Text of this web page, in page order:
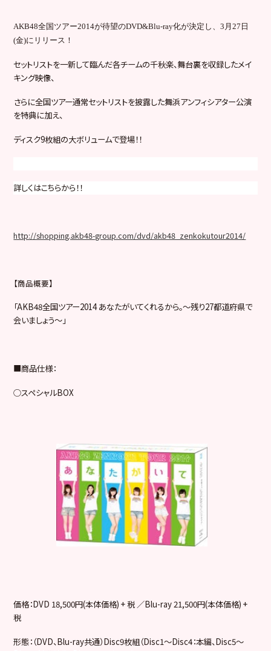
AKB48全国ツアー2014が待望のDVD&Blu-ray化が決定し、3 月27 日
(金)にリリース！
セットリストを一新して臨んだ各チームの千秋楽、舞台裏を収録したメイ
キング映像、
さらに全国ツアー通常セットリストを披露した舞浜アンフィシアター公演
を特典に加え、
ディスク9枚組の大ボリュームで登場！！
詳しくはこちらから！！
http://shopping.akb48-group.com/dvd/akb48_zenkokutour2014/
【商品概要】
「AKB48全国ツアー2014あなたがいてくれるから。～残り27都道府県で
会いましょう～ 」
■商品仕様：
○スペシャルBOX
価格：DVD 18,500円(本体価格) +税 ／Blu-ray 21,500円(本体価格) +
税
形態：（DVD、Blu-ray共通）Disc9枚組（Disc1～Disc4：本編、Disc5～